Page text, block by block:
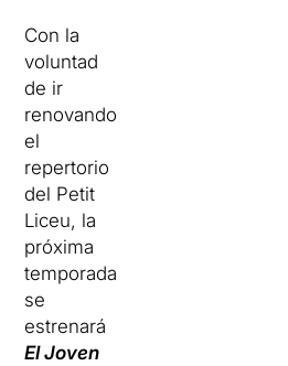
Con la
voluntad
de ir
renovando
el
repertorio
del Petit
Liceu, la
próxima
temporada
se
estrenará
El Joven